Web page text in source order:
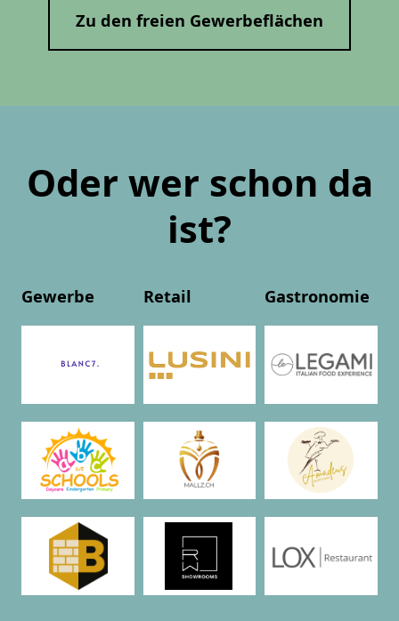
Zu den freien Gewerbeflächen
Oder wer schon da
ist?
Gewerbe Retail Gastronomie